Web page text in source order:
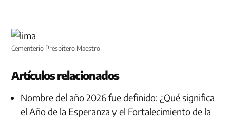
Cementerio Presbitero Maestro
Artículos relacionados
Nombre del año 2026 fue definido: ¿Qué significa
el Año de la Esperanza y el Fortalecimiento de la